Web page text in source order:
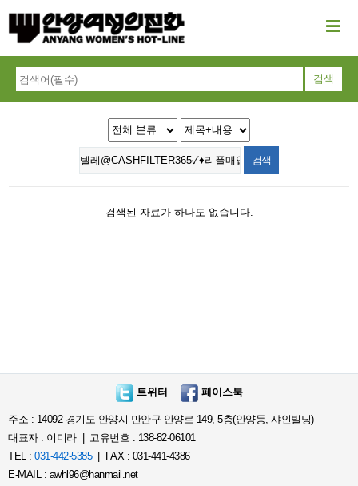
검색된 자료가 하나도 없습니다.
트위터 페이스북
주소 : 14092 경기도 안양시 만안구 안양로 149, 5층(안양동, 샤인빌딩)
대표자 : 이미라 | 고유번호 : 138-82-06101
TEL : 031-442-5385| FAX : 031-441-4386
E-MAIL : awhl96@hanmail.net